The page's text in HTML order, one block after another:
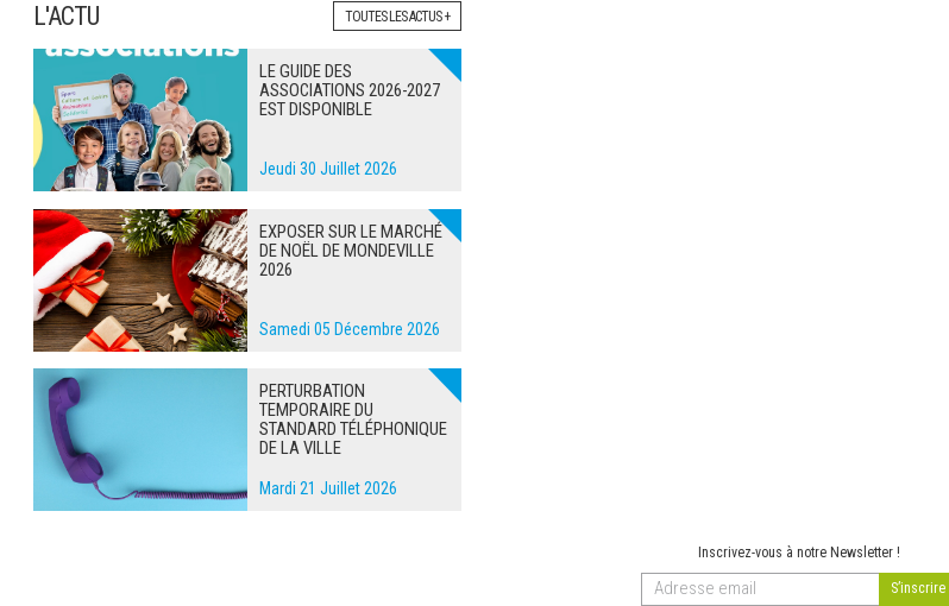
L'ACTU TOUTES LES ACTUS +
LE GUIDE DES
ASSOCIATIONS 2026-2027
EST DISPONIBLE
Jeudi 30 Juillet 2026
EXPOSER SUR LE MARCHÉ
DE NOËL DE MONDEVILLE
2026
Samedi 05 Décembre 2026
PERTURBATION
TEMPORAIRE DU
STANDARD TÉLÉPHONIQUE
DE LA VILLE
Mardi 21 Juillet 2026
Inscrivez-vous à notre Newsletter !